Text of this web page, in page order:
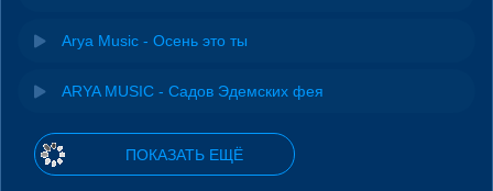
Arya Music - Осень это ты
ARYA MUSIC - Садов Эдемских фея
ПОКАЗАТЬ ЕЩЁ